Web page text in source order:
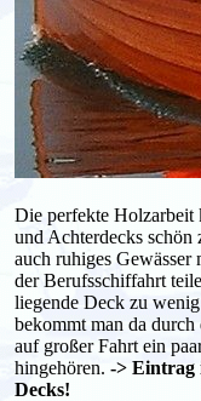
Die perfekte Holzarbeit
und Achterdecks schön
auch ruhiges Gewässer
der Berufsschiffahrt
liegende Deck zu
bekommt man da
auf großer Fahrt ein
hingehören. -> Eintrag
Decks!